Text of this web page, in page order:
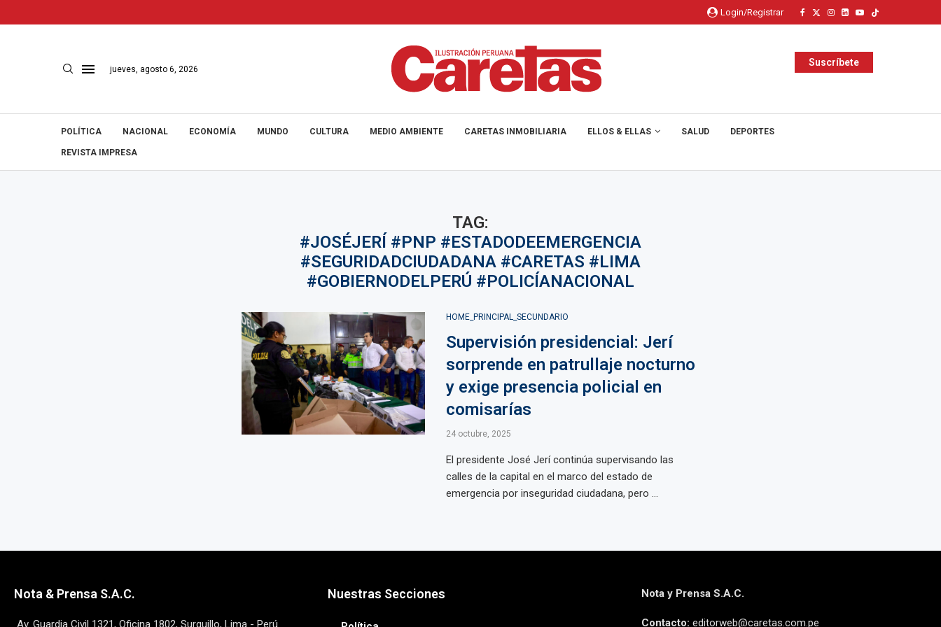
Login/Registrar
jueves, agosto 6, 2026
Suscríbete
POLÍTICA NACIONAL ECONOMÍA MUNDO CULTURA MEDIO AMBIENTE CARETAS INMOBILIARIA ELLOS & ELLAS SALUD DEPORTES
REVISTA IMPRESA
TAG:
#JOSÉJERÍ #PNP #ESTADODEEMERGENCIA
#SEGURIDADCIUDADANA #CARETAS #LIMA
#GOBIERNODELPERÚ #POLICÍANACIONAL
HOME_PRINCIPAL_SECUNDARIO
Supervisión presidencial: Jerí
sorprende en patrullaje nocturno
y exige presencia policial en
comisarías
24 octubre, 2025
El presidente José Jerí continúa supervisando las
calles de la capital en el marco del estado de
emergencia por inseguridad ciudadana, pero ...
Nota & Prensa S.A.C.
Av. Guardia Civil 1321, Oficina 1802, Surquillo, Lima - Perú
Nuestras Secciones Nota y Prensa S.A.C.
Contacto: editorweb@caretas.com.pe